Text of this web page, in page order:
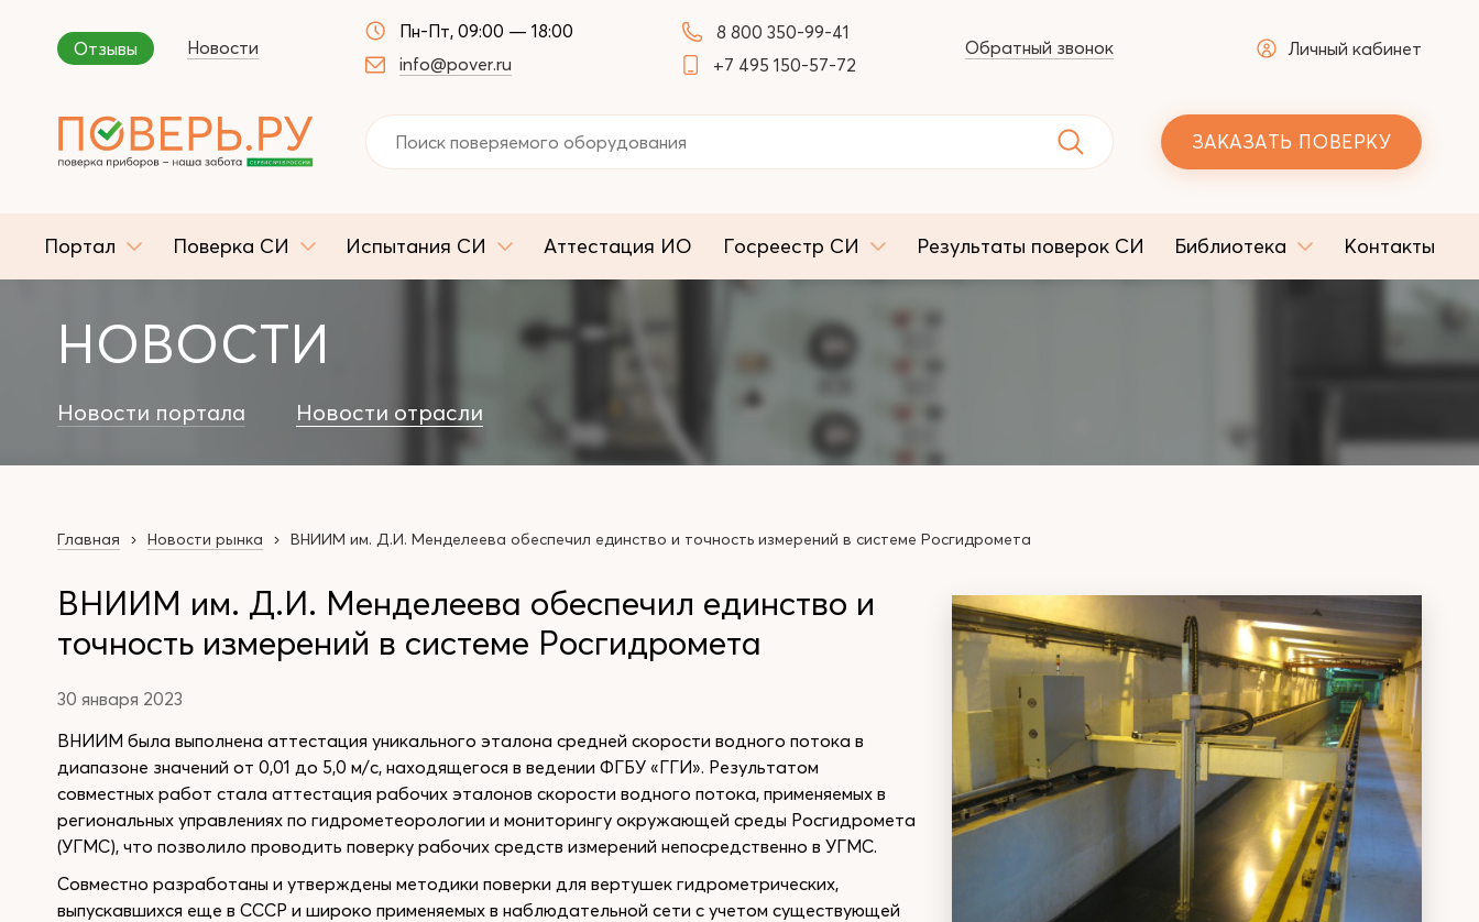
Отзывы Новости
Пн-Пт, 09:00 — 18:00
info@pover.ru
8 800 350-99-41
+7 495 150-57-72
Обратный звонок Личный кабинет
ЗАКАЗАТЬ ПОВЕРКУ
Портал Поверка СИ Испытания СИ Аттестация ИО Госреестр СИ Результаты поверок СИ Библиотека Контакты
НОВОСТИ
Новости портала Новости отрасли
Главная Новости рынка ВНИИМ им. Д.И. Менделеева обеспечил единство и точность измерений в системе Росгидромета
ВНИИМ им. Д.И. Менделеева обеспечил единство и
точность измерений в системе Росгидромета
30 января 2023
ВНИИМ была выполнена аттестация уникального эталона средней скорости водного потока в
диапазоне значений от 0,01 до 5,0 м/с, находящегося в ведении ФГБУ «ГГИ». Результатом
совместных работ стала аттестация рабочих эталонов скорости водного потока, применяемых в
региональных управлениях по гидрометеорологии и мониторингу окружающей среды Росгидромета
(УГМС), что позволило проводить поверку рабочих средств измерений непосредственно в УГМС.
Совместно разработаны и утверждены методики поверки для вертушек гидрометрических,
выпускавшихся еще в СССР и широко применяемых в наблюдательной сети с учетом существующей